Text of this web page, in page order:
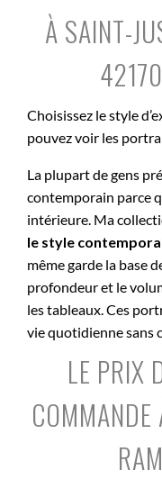
À SAINT-
Choisissez le style
pouvez voir les
La plupart de gens
contemporain parce
intérieure. Ma
le style
même garde la base
profondeur et le
les tableaux. Ces
vie quotidienne sans
LE PRIX